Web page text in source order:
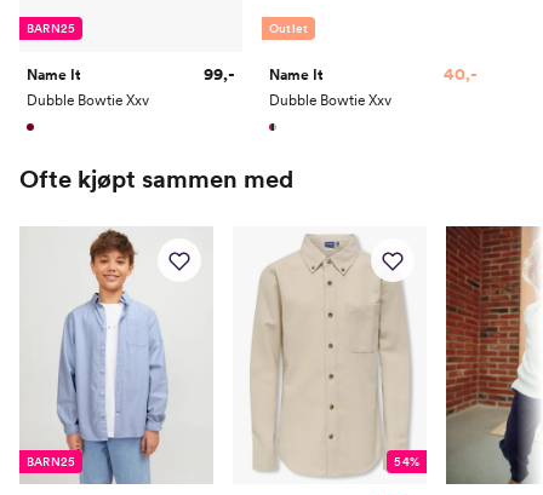
BARN25
Name It
Dubble Bowtie Xxv
99,-
Outlet
Name It
Dubble Bowtie Xxv
40,-
Ofte kjøpt sammen med
BARN25 54%